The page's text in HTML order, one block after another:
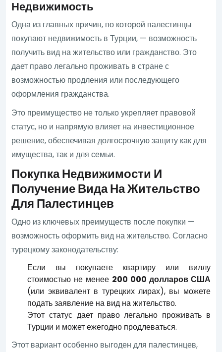
Недвижимость
Одна из главных причин, по которой палестинцы
покупают недвижимость в Турции, — возможность
получить вид на жительство или гражданство. Это
дает право легально проживать в стране с
возможностью продления или последующего
оформления гражданства.
Это преимущество не только укрепляет правовой
статус, но и напрямую влияет на инвестиционное
решение, обеспечивая долгосрочную защиту как для
имущества, так и для семьи.
Покупка Недвижимости И
Получение Вида На Жительство
Для Палестинцев
Одно из ключевых преимуществ после покупки —
возможность оформить вид на жительство. Согласно
турецкому законодательству:
Если вы покупаете квартиру или виллу
стоимостью не менее 200 000 долларов США
(или эквивалент в турецких лирах), вы можете
подать заявление на вид на жительство.
Этот статус дает право легально проживать в
Турции и может ежегодно продлеваться.
Этот вариант особенно выгоден для палестинцев,